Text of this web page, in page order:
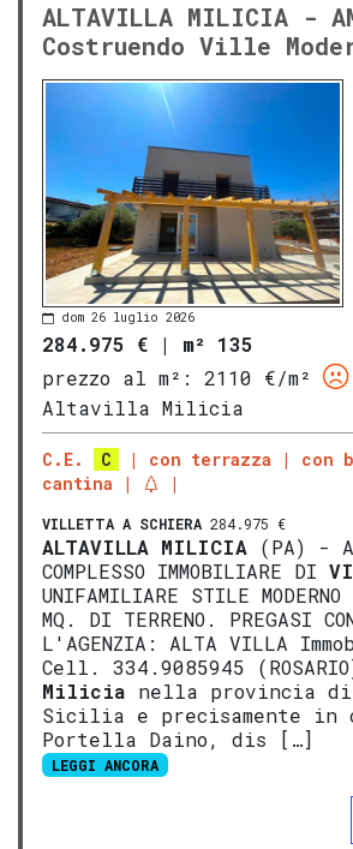
ALTAVILLA MILICIA -
Costruendo Ville
dom 26 luglio 2026
284.975 € | m² 135
prezzo al m²:
2110 €/m²
Altavilla Milicia
C.E. C con terrazza
con
cantina
VILLETTA A SCHIERA 284.975 €
ALTAVILLA MILICIA (PA) -
COMPLESSO IMMOBILIARE DI
UNIFAMILIARE STILE
MQ. DI TERRENO. PREGASI
L'AGENZIA: ALTA VILLA
Cell. 334.9085945
Milicia nella provincia di
Sicilia e precisamente in
Portella Daino, dis […]
LEGGI ANCORA